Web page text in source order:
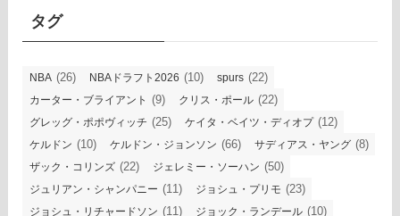
タグ
NBA (26) NBAドラフト2026 (10) spurs (22)
カーター・ブライアント (9) クリス・ポール (22)
グレッグ・ポポヴィッチ (25) ケイタ・ベイツ・ディオプ(12)
ケルドン (10) ケルドン・ジョンソン (66) サディアス・ヤング (8)
ザック・コリンズ (22) ジェレミー・ソーハン (50)
ジュリアン・シャンパニー (11) ジョシュ・プリモ (23)
ジョシュ・リチャードソン (11) ジョック・ランデール (10)